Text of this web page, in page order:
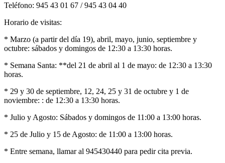
Teléfono: 945 43 01 67 / 945 43 04 40
Horario de visitas:
* Marzo (a partir del día 19), abril, mayo, junio, septiembre y
octubre: sábados y domingos de 12:30 a 13:30 horas.
* Semana Santa: **del 21 de abril al 1 de mayo: de 12:30 a 13:30
horas.
* 29 y 30 de septiembre, 12, 24, 25 y 31 de octubre y 1 de
noviembre: : de 12:30 a 13:30 horas.
* Julio y Agosto: Sábados y domingos de 11:00 a 13:00 horas.
* 25 de Julio y 15 de Agosto: de 11:00 a 13:00 horas.
* Entre semana, llamar al 945430440 para pedir cita previa.